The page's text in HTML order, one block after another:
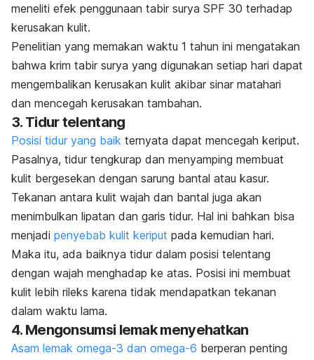
meneliti efek penggunaan tabir surya SPF 30 terhadap
kerusakan kulit.
Penelitian yang memakan waktu 1 tahun ini mengatakan
bahwa krim tabir surya yang digunakan setiap hari dapat
mengembalikan kerusakan kulit akibar sinar matahari
dan mencegah kerusakan tambahan.
3. Tidur telentang
Posisi tidur yang baik ternyata dapat mencegah keriput.
Pasalnya, tidur tengkurap dan menyamping membuat
kulit bergesekan dengan sarung bantal atau kasur.
Tekanan antara kulit wajah dan bantal juga akan
menimbulkan lipatan dan garis tidur. Hal ini bahkan bisa
menjadi penyebab kulit keriput pada kemudian hari.
Maka itu, ada baiknya tidur dalam posisi telentang
dengan wajah menghadap ke atas. Posisi ini membuat
kulit lebih rileks karena tidak mendapatkan tekanan
dalam waktu lama.
4. Mengonsumsi lemak menyehatkan
Asam lemak omega-3 dan omega-6 berperan penting